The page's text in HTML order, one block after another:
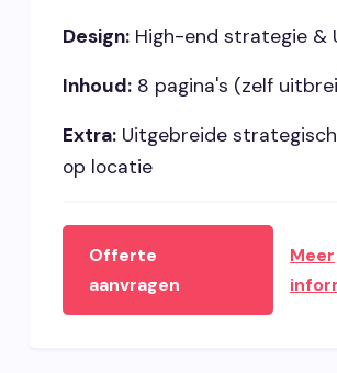
Design: High-end strategie &
Inhoud: 8 pagina's (zelf
Extra: Uitgebreide
op locatie
Offerte
aanvragen
Meer